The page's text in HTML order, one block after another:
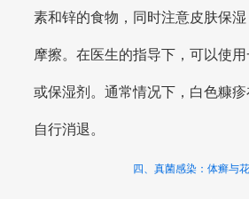
素和锌的食物，同时注意皮肤保
摩擦。在医生的指导下，可以使
或保湿剂。通常情况下，白色糠
自行消退。
四、真菌感染：体癣与